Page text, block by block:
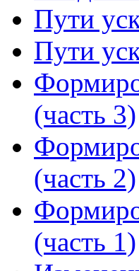
Пути
Пути
(часть 3)
(часть 2)
(часть 1)